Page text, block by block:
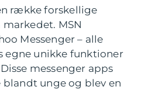
række forskellige
MSN
Messenger – alle
egne unikke funktioner
messenger apps
unge og blev en